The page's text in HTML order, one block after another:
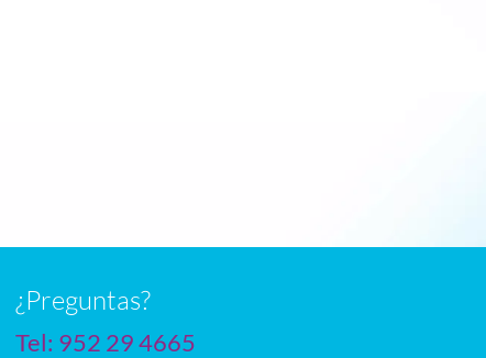
¿Preguntas?
Tel: 952 29 4665